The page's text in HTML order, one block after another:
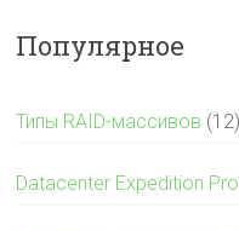
Популярное
Типы RAID-массивов (12)
Datacenter Expedition